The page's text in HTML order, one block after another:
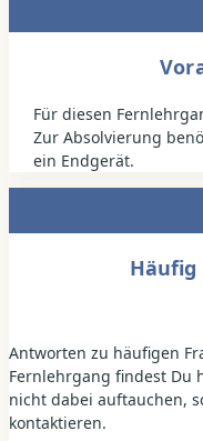
Für diesen
Zur Absolvierung
ein Endgerät.
Häufig
Antworten zu häufigen
Fernlehrgang findest Du
nicht dabei auftauchen,
kontaktieren.